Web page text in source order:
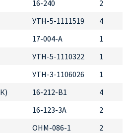
16-240
2
УТН-5-1111519
4
17-004-А
1
УТН-5-1110322
1
УТН-3-1106026
1
16-212-В1
4
16-123-3А
2
ОНМ-086-1
2